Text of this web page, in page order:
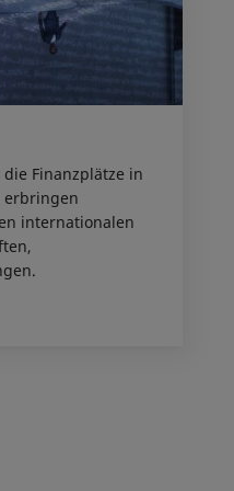
Finanzplätze in
erbringen
internationalen